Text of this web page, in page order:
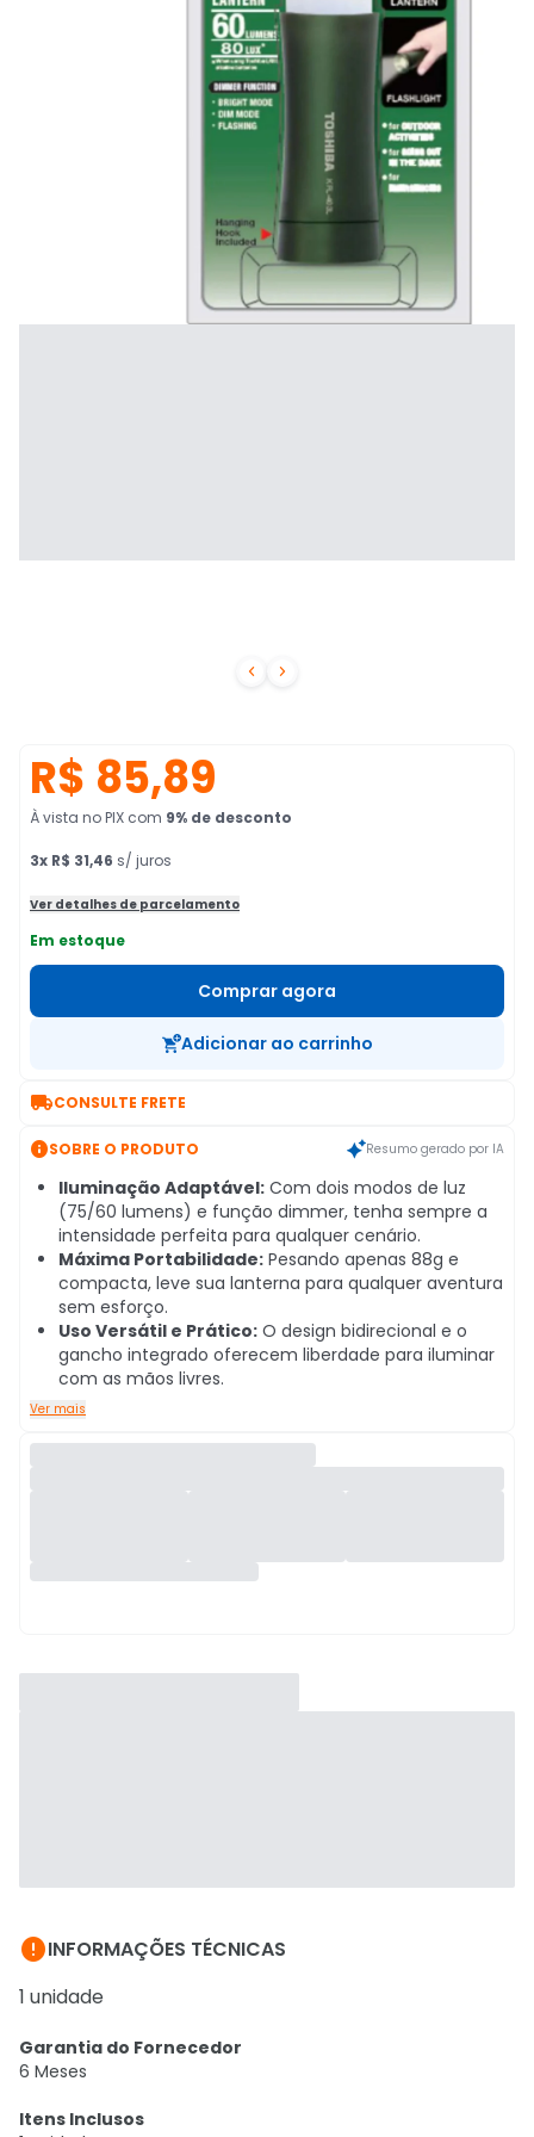
 
R$ 85,89
À vista no PIX com 9% de desconto
3x R$ 31,46 s/ juros
Ver detalhes de parcelamento
Em estoque
Comprar agora
Adicionar ao carrinho
CONSULTE FRETE
SOBRE O PRODUTO Resumo gerado por IA
Iluminação Adaptável: Com dois modos de luz
(75/60 lumens) e função dimmer, tenha sempre a
intensidade perfeita para qualquer cenário.
Máxima Portabilidade: Pesando apenas 88g e
compacta, leve sua lanterna para qualquer aventura
sem esforço.
Uso Versátil e Prático: O design bidirecional e o
gancho integrado oferecem liberdade para iluminar
com as mãos livres.
Ver mais
INFORMAÇÕES TÉCNICAS
1 unidade
Garantia do Fornecedor
6 Meses
Itens Inclusos